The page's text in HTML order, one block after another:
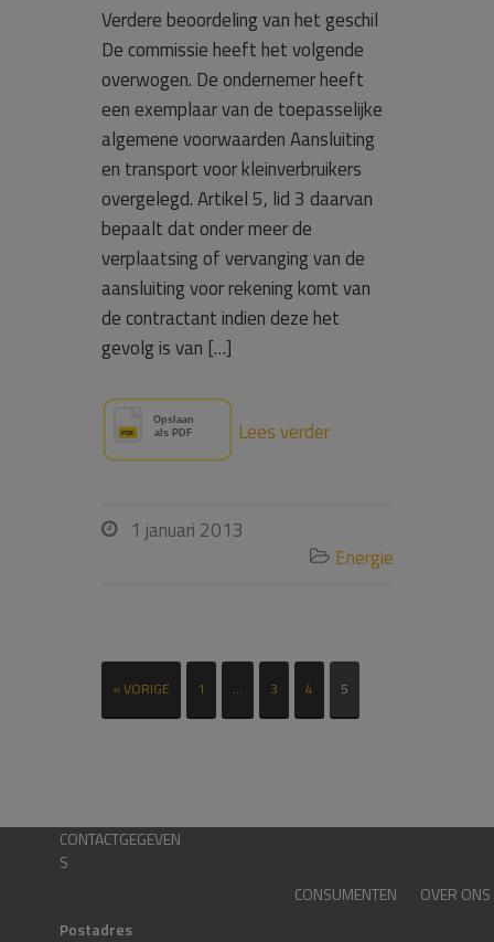
Verdere beoordeling van het geschil
De commissie heeft het volgende
overwogen. De ondernemer heeft
een exemplaar van de toepasselijke
algemene voorwaarden Aansluiting
en transport voor kleinverbruikers
overgelegd. Artikel 5, lid 3 daarvan
bepaalt dat onder meer de
verplaatsing of vervanging van de
aansluiting voor rekening komt van
de contractant indien deze het
gevolg is van […]
Lees verder
 1 januari 2013
 Energie
« VORIGE 1 … 3 4 5
CONTACTGEGEVEN
S
Postadres
CONSUMENTEN OVER ONS